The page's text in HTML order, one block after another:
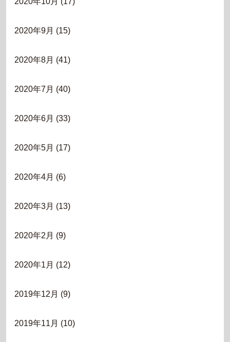
2020年9月 (15)
2020年8月 (41)
2020年7月 (40)
2020年6月 (33)
2020年5月 (17)
2020年4月 (6)
2020年3月 (13)
2020年2月 (9)
2020年1月 (12)
2019年12月 (9)
2019年11月 (10)